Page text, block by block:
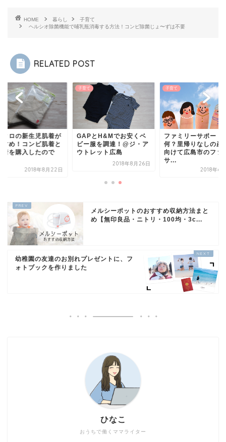
HOME 暮らし
子育て
ヘルシオ除菌機能で哺乳瓶消毒する方法！コンビ除菌じょ〜ずは不要
RELATED POST
クロの新生児肌着が
すめ！コンビ肌着と
着を購入したので
2018年8月22日
子育て
GAPとH&Mでお安くベ
ビー服を調達！@ジ・ア
ウトレット広島
2018年8月26日
子育て
ファミリーサポート
何？里帰りなしの産
向けて広島市のファ
サ...
2018年6
メルシーポットのおすすめ収納方法まと
め【無印良品・ニトリ・100均・3c...
幼稚園の友達のお別れプレゼントに、フ
ォトブックを作りました
おうちで働くママライター
ひなこ